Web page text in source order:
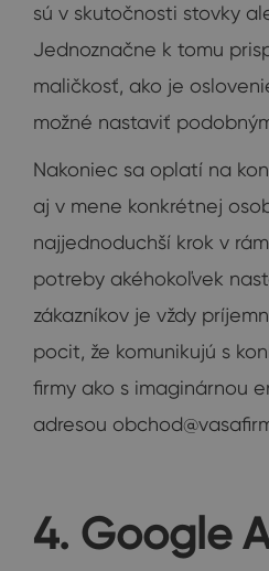
sú v skutočnosti stovky
Jednoznačne k tomu
maličkosť, ako je
možné nastaviť
Nakoniec sa oplatí na
aj v mene konkrétnej
najjednoduchší krok v
potreby akéhokoľvek
zákazníkov je vždy
pocit, že komunikujú s
firmy ako s imaginárnou
adresou
4. Google